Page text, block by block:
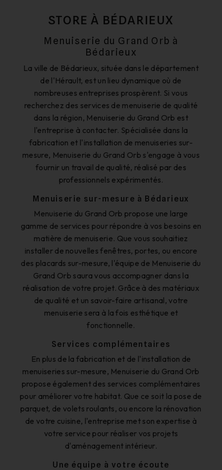
STORE À BÉDARIEUX
Menuiserie du Grand Orb à
Bédarieux
La ville de Bédarieux, située dans le département
de l'Hérault, est un lieu dynamique où de
nombreuses entreprises prospèrent. Si vous
recherchez des services de menuiserie de qualité
dans la région, Menuiserie du Grand Orb est
l'entreprise à contacter. Spécialisée dans la
fabrication et l'installation de menuiseries sur-
mesure, Menuiserie du Grand Orb s'engage à vous
fournir un travail de qualité, réalisé par des
professionnels expérimentés.
Menuiserie sur-mesure à Bédarieux
Menuiserie du Grand Orb propose une large
gamme de services pour répondre à vos besoins en
matière de menuiserie. Que vous souhaitiez
installer de nouvelles fenêtres, portes, ou encore
des placards sur-mesure, l'équipe de Menuiserie du
Grand Orb saura vous accompagner dans la
réalisation de votre projet. Grâce à des matériaux
de qualité et un savoir-faire artisanal, votre
menuiserie sera à la fois esthétique et
fonctionnelle.
Services complémentaires
En plus de la fabrication et de l'installation de
menuiseries sur-mesure, Menuiserie du Grand Orb
propose également des services complémentaires
pour améliorer votre habitat. Que ce soit la pose de
parquet, de volets roulants, ou encore la rénovation
de votre cuisine, l'entreprise met son expertise à
votre service pour réaliser vos projets
d'aménagement intérieur.
Une équipe à votre écoute